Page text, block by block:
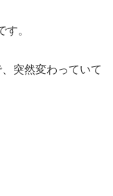
。
突然変わっていて